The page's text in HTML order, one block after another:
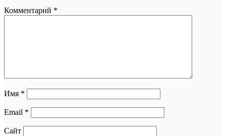
Комментарий *
Имя *
Email *
Сайт